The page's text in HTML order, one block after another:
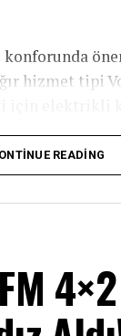
hizmet tipi
COO’su
Türkiye,
ilk 3
Trucks
kadar
READING